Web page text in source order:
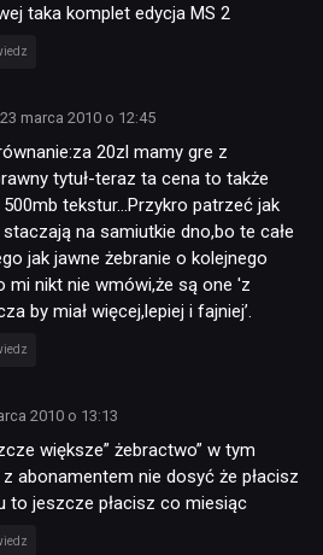
taka komplet edycja MS 2
23 marca 2010 o 12:45
20zl mamy gre z
tytuł-teraz ta cena to także
tekstur…Przykro patrzeć jak
na samiutkie dno,bo te całe
jak jawne żebranie o kolejnego
mi nikt nie wmówi,że są one 'z
by miał więcej,lepiej i fajniej’.
2010 o 13:13
większe” żebractwo” w tym
abonamentem nie dosyć że płacisz
to jeszcze płacisz co miesiąc